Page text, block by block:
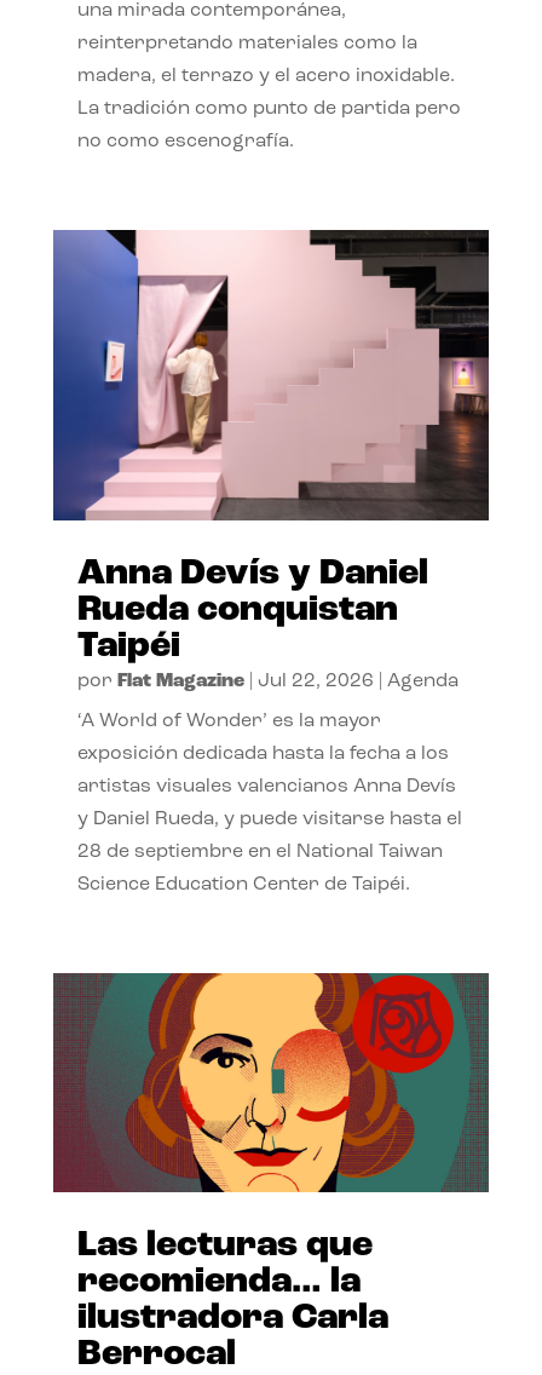
una mirada contemporánea,
reinterpretando materiales como la
madera, el terrazo y el acero inoxidable.
La tradición como punto de partida pero
no como escenografía.
Anna Devís y Daniel
Rueda conquistan
Taipéi
por Flat Magazine| Jul 22, 2026 Agenda
‘A World of Wonder’ es la mayor
exposición dedicada hasta la fecha a los
artistas visuales valencianos Anna Devís
y Daniel Rueda, y puede visitarse hasta el
28 de septiembre en el National Taiwan
Science Education Center de Taipéi.
Las lecturas que
recomienda… la
ilustradora Carla
Berrocal